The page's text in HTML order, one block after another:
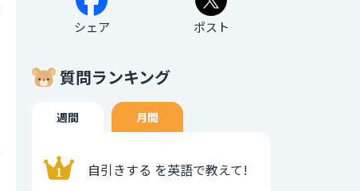
シェア ポスト
質問ランキング
週間 月間
自引きする を英語で教えて!